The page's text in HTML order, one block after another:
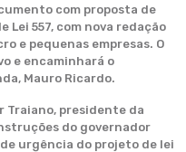
com proposta de
Lei 557, com nova redação
e pequenas empresas. O
e encaminhará o
Mauro Ricardo.
Traiano, presidente da
do governador
urgência do projeto de lei